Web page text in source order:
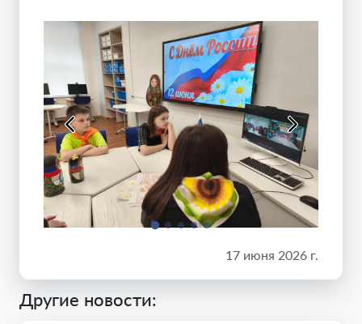
17 июня 2026 г.
Другие новости: